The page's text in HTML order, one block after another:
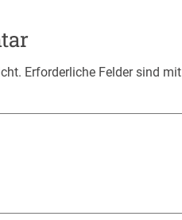
Erforderliche Felder sind mit